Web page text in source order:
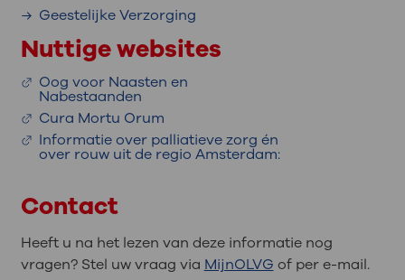
Geestelijke Verzorging
Nuttige websites
Oog voor Naasten en
Nabestaanden
Cura Mortu Orum
Informatie over palliatieve zorg én
over rouw uit de regio Amsterdam:
Contact
Heeft u na het lezen van deze informatie nog
vragen? Stel uw vraag via MijnOLVG of per e-mail.